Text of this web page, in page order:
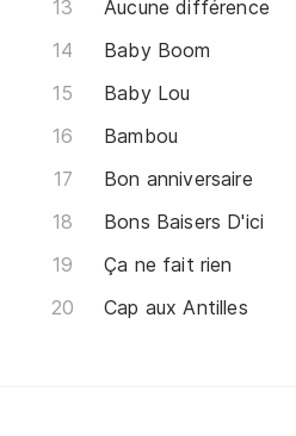
Aucune différence
Baby Boom
Baby Lou
Bambou
Bon anniversaire
Bons Baisers D'ici
Ça ne fait rien
Cap aux Antilles